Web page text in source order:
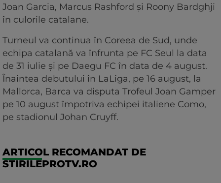
Joan Garcia, Marcus Rashford şi Roony Bardghji
în culorile catalane.
Turneul va continua în Coreea de Sud, unde
echipa catalană va înfrunta pe FC Seul la data
de 31 iulie şi pe Daegu FC în data de 4 august.
Înaintea debutului în LaLiga, pe 16 august, la
Mallorca, Barca va disputa Trofeul Joan Gamper
pe 10 august împotriva echipei italiene Como,
pe stadionul Johan Cruyff.
ARTICOL RECOMANDAT DE
STIRILEPROTV.RO